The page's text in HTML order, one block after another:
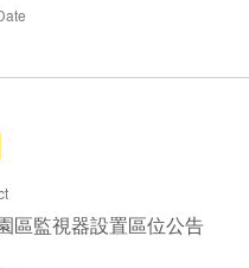
記 Registration
區監視器設置區位公告